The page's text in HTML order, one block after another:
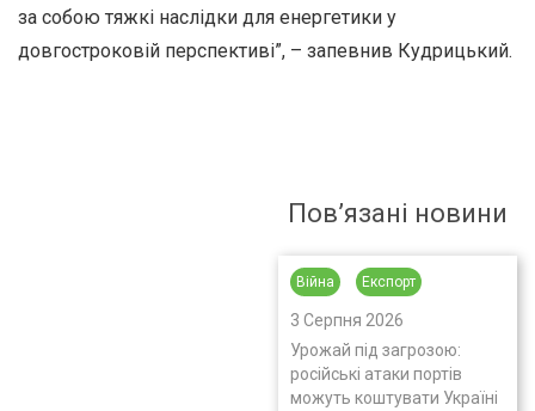
за собою тяжкі наслідки для енергетики у
довгостроковій перспективі”, – запевнив Кудрицький.
Пов’язані новини
Війна Експорт
3 Серпня 2026
Урожай під загрозою:
російські атаки портів
можуть коштувати Україні